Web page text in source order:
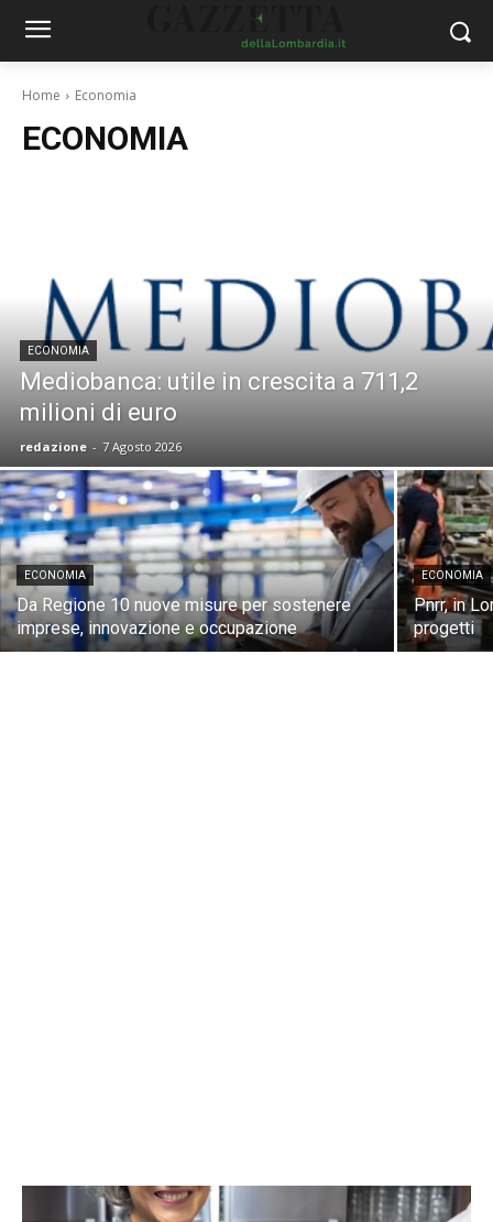
Home Economia
ECONOMIA
ECONOMIA
Mediobanca: utile in crescita a 711,2
milioni di euro
redazione - 7 Agosto 2026
ECONOMIA
Da Regione 10 nuove misure per sostenere
imprese, innovazione e occupazione
ECONOMIA
Pnrr, in
progetti